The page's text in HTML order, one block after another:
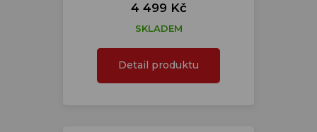
4 499 Kč
SKLADEM
Detail produktu